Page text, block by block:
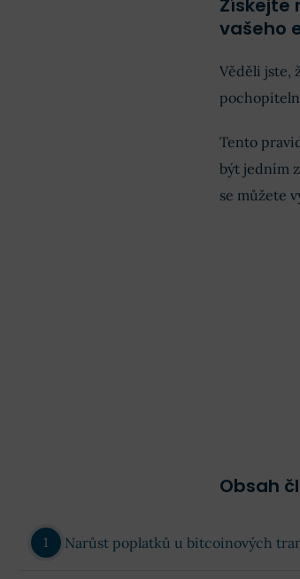
Získejte
vašeho
Věděli jste,
Tento
být jedním
se můžete
Obsah
Narůst poplatků u bitcoinových